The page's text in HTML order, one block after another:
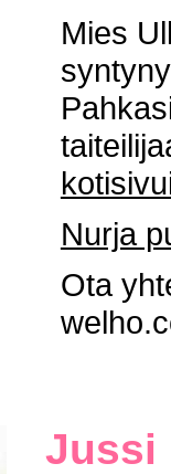
Mies
Nurja
Ota
Jussi